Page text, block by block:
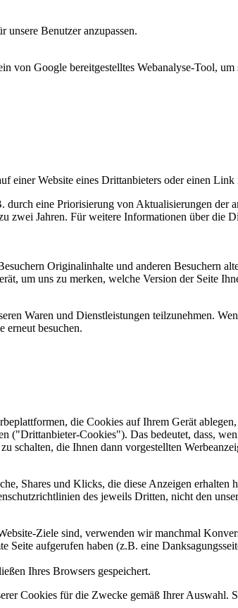
Benutzer anzupassen.
Google bereitgestelltes Webanalyse-Tool,
einer Website eines Drittanbieters oder einen
eine Priorisierung von Aktualisierungen der
zwei Jahren. Für weitere Informationen über die
Originalinhalte und anderen Besuchern
um uns zu merken, welche Version der Seite
Waren und Dienstleistungen teilzunehmen.
erneut besuchen.
die Cookies auf Ihrem Gerät
("Drittanbieter-Cookies"). Das bedeutet, dass,
die Ihnen dann vorgestellten
Shares und Klicks, die diese Anzeigen
des jeweils Dritten, nicht den
Ziele sind, verwenden wir manchmal
aufgerufen haben (z.B. eine
Ihres Browsers gespeichert.
Cookies für die Zwecke gemäß Ihrer